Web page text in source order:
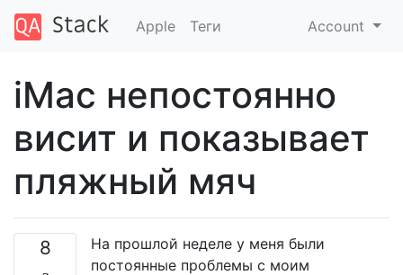
Apple Теги Account
iMac непостоянно
висит и показывает
пляжный мяч
8
На прошлой неделе у меня были
постоянные проблемы с моим